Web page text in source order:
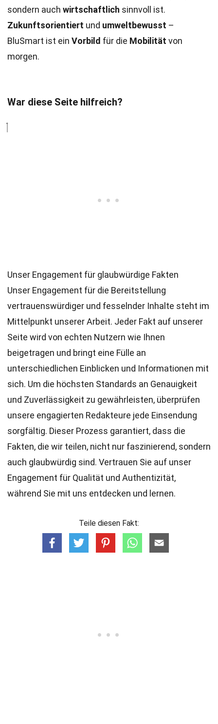
sondern auch wirtschaftlich sinnvoll ist.
Zukunftsorientiert und umweltbewusst –
BluSmart ist ein Vorbild für die Mobilität von
morgen.
War diese Seite hilfreich?
Unser Engagement für glaubwürdige Fakten
Unser Engagement für die Bereitstellung
vertrauenswürdiger und fesselnder Inhalte steht im
Mittelpunkt unserer Arbeit. Jeder Fakt auf unserer
Seite wird von echten Nutzern wie Ihnen
beigetragen und bringt eine Fülle an
unterschiedlichen Einblicken und Informationen mit
sich. Um die höchsten Standards an Genauigkeit
und Zuverlässigkeit zu gewährleisten, überprüfen
unsere engagierten Redakteure jede Einsendung
sorgfältig. Dieser Prozess garantiert, dass die
Fakten, die wir teilen, nicht nur faszinierend, sondern
auch glaubwürdig sind. Vertrauen Sie auf unser
Engagement für Qualität und Authentizität,
während Sie mit uns entdecken und lernen.
Teile diesen Fakt: